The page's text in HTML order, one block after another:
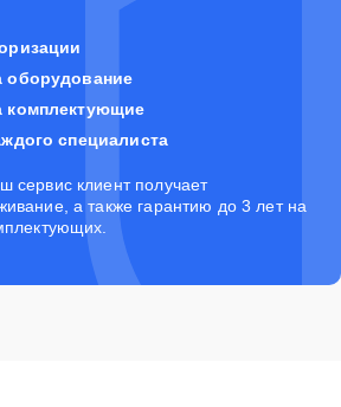
оборудование
комплектующие
специалиста
сервис клиент получает
а также гарантию до 3 лет на